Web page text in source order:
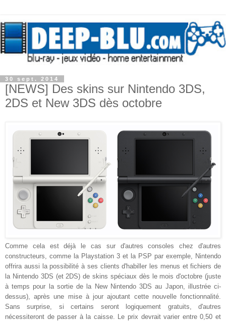
30 sept. 2014
[NEWS] Des skins sur Nintendo 3DS,
2DS et New 3DS dès octobre
Comme cela est déjà le cas sur d'autres consoles chez d'autres
constructeurs, comme la Playstation 3 et la PSP par exemple, Nintendo
offrira aussi la possibilité à ses clients d'habiller les menus et fichiers de
la Nintendo 3DS (et 2DS) de skins spéciaux dès le mois d'octobre (juste
à temps pour la sortie de la New Nintendo 3DS au Japon, illustrée ci-
dessus), après une mise à jour ajoutant cette nouvelle fonctionnalité.
Sans surprise, si certains seront logiquement gratuits, d'autres
nécessiteront de passer à la caisse. Le prix devrait varier entre 0,50 et